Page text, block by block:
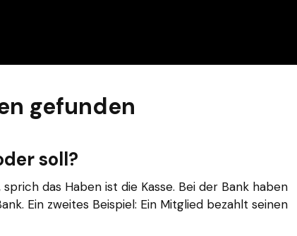
gefunden
soll?
das Haben ist die Kasse. Bei der Bank haben
Ein zweites Beispiel: Ein Mitglied bezahlt seinen